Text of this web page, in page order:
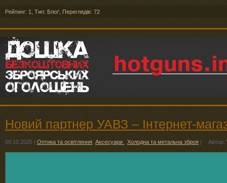
Рейтинг: 1 Тип: Блоґ Переглядів: 72
Новий партнер УАВЗ – Інтернет-
09.10.2025 | Оптика та освітлення Аксесуари Холодна та метальна зброя | Автор: